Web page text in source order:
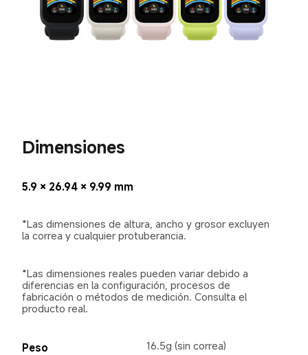
Dimensiones
5.9 × 26.94 × 9.99 mm
*Las dimensiones de altura, ancho y grosor excluyen
la correa y cualquier protuberancia.
*Las dimensiones reales pueden variar debido a
diferencias en la configuración, procesos de
fabricación o métodos de medición. Consulta el
producto real.
Peso 16.5g (sin correa)